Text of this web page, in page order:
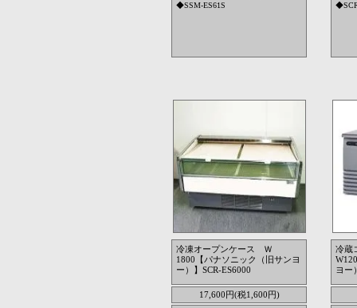
◆SSM-ES61S
冷凍オープンケース Ｗ
1800【パナソニック（旧サンヨ
ー）】SCR-ES6000
17,600円(税1,600円)
冷蔵
ヨー